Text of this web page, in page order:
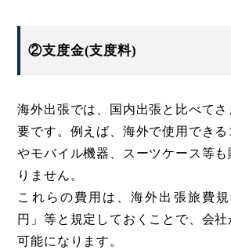
②支度金(支度料)
海外出張では、国内出張と比べて
要です。例えば、海外で使用でき
やモバイル機器、スーツケース等
りません。
これらの費用は、海外出張旅費
円」等と規定しておくことで、会
可能になります。